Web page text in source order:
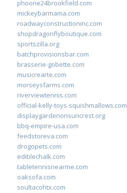
phoone24brookfield.com
mickeybarmama.com
roadwayconstructioninc.com
shopdragonflyboutique.com
sportszilla.org
batchprovisionsbar.com
brasserie-gobette.com
musicrearte.com
morseysfarms.com
riverviewtennis.com
official-kelly-toys-squishmallows.com
displaygardenonsuncrest.org
bbq-empire-usa.com
feedstoreva.com
drogopets.com
ediblechalk.com
tabletennisnearme.com
oaksofa.com
soultacohtx.com